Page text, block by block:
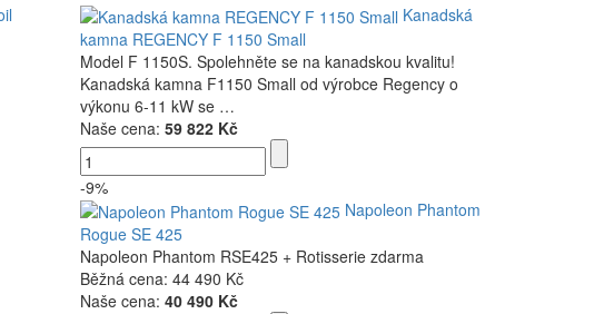
Kanadská
kamna REGENCY F 1150 Small
Model F 1150S. Spolehněte se na kanadskou kvalitu!
Kanadská kamna F1150 Small od výrobce Regency o
výkonu 6-11 kW se …
Naše cena: 59 822 Kč
-9%
Napoleon Phantom
Rogue SE 425
Napoleon Phantom RSE425 + Rotisserie zdarma
Běžná cena: 44 490 Kč
Naše cena: 40 490 Kč